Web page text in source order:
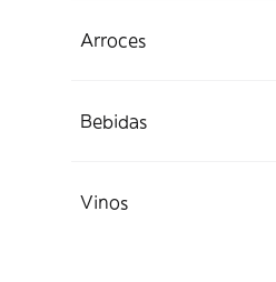
Arroces
Bebidas
Vinos